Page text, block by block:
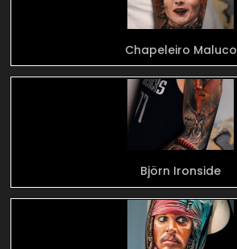
Chapeleiro Maluco
Björn Ironside